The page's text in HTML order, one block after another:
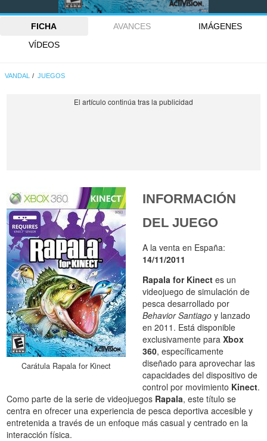
FICHA AVANCES
IMÁGENES
VÍDEOS
VANDAL JUEGOS
Carátula Rapala for Kinect
INFORMACIÓN
DEL JUEGO
A la venta en España:
14/11/2011
Rapala for Kinect es un
videojuego de simulación de
pesca desarrollado por
Behavior Santiago y lanzado
en 2011. Está disponible
exclusivamente paraXbox
360, específicamente
diseñado para aprovechar las
capacidades del dispositivo de
control por movimiento Kinect.
Como parte de la serie de videojuegos Rapala, este título se
centra en ofrecer una experiencia de pesca deportiva accesible y
entretenida a través de un enfoque más casual y centrado en la
interacción física.